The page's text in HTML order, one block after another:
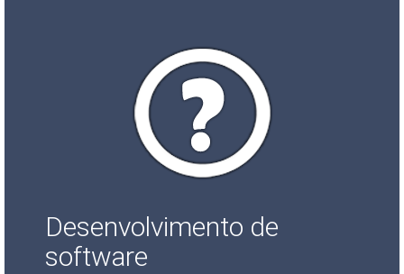
Desenvolvimento de
software